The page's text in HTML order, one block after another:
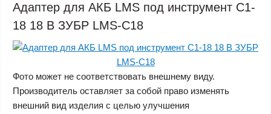
Адаптер для АКБ LMS под инструмент С1-
18 18 В ЗУБР LMS-C18
Фото может не соответствовать внешнему виду.
Производитель оставляет за собой право изменять
внешний вид изделия с целью улучшения